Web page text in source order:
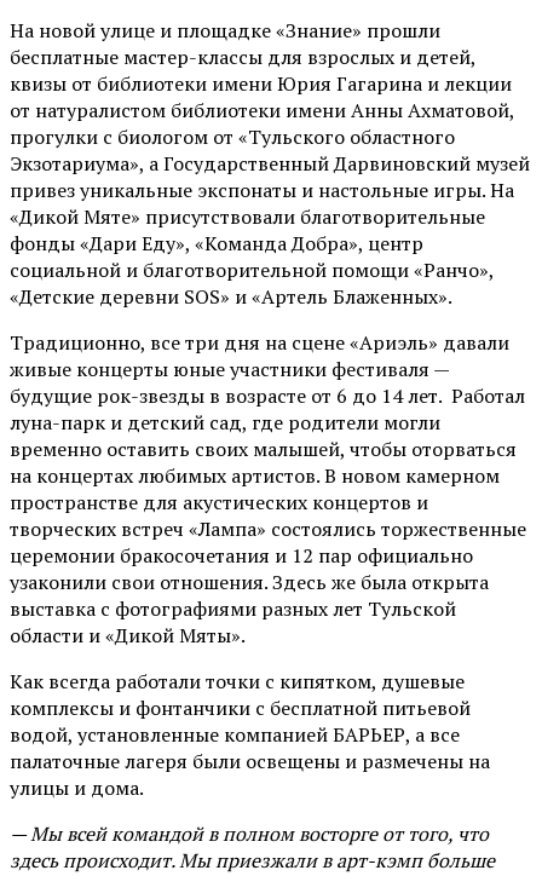
На новой улице и площадке «Знание» прошли
бесплатные мастер-классы для взрослых и детей,
квизы от библиотеки имени Юрия Гагарина и лекции
от натуралистом библиотеки имени Анны Ахматовой,
прогулки с биологом от «Тульского областного
Экзотариума», а Государственный Дарвиновский музей
привез уникальные экспонаты и настольные игры. На
«Дикой Мяте» присутствовали благотворительные
фонды «Дари Еду», «Команда Добра», центр
социальной и благотворительной помощи «Ранчо»,
«Детские деревни SOS» и «Артель Блаженных».
Традиционно, все три дня на сцене«Ариэль» давали
живые концерты юные участники фестиваля —
будущие рок-звезды в возрасте от 6 до 14 лет. Работал
луна-парк и детский сад, где родители могли
временно оставить своих малышей, чтобы оторваться
на концертах любимых артистов. В новом камерном
пространстве для акустических концертов и
творческих встреч «Лампа» состоялись торжественные
церемонии бракосочетания и 12 пар официально
узаконили свои отношения. Здесь же была открыта
выставка с фотографиями разных лет Тульской
области и «Дикой Мяты».
Как всегда работали точки с кипятком, душевые
комплексы и фонтанчики с бесплатной питьевой
водой, установленные компанией БАРЬЕР, а все
палаточные лагеря были освещены и размечены на
улицы и дома.
— Мы всей командой в полном восторге от того, что
здесь происходит. Мы приезжали в арт-кэмп больше